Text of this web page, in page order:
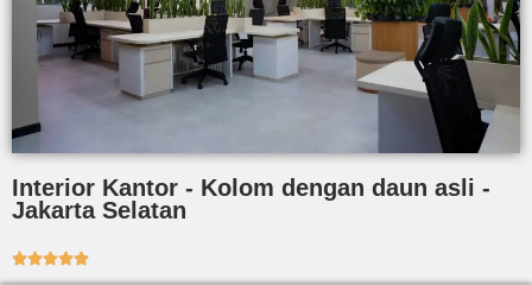
Interior Kantor - Kolom dengan daun asli -
Jakarta Selatan
